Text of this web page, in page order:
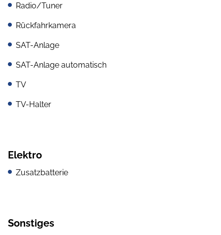
Radio/Tuner
Rückfahrkamera
SAT-Anlage
SAT-Anlage automatisch
TV
TV-Halter
Elektro
Zusatzbatterie
Sonstiges